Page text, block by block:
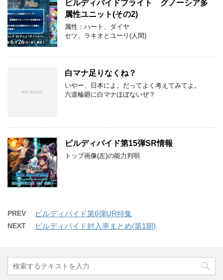
ビルディバイドブライト グノーシア多
属性ユニット(その2)
属性：ハート、ダイヤ
セツ、ラキオとユーリ(人間)
白マナ足りなくね？
いやー、日本によ。だってよく考えてみてよ。
六道輪廻に白マナほぼないぜ？
ビルディバイド第15弾SR情報
トップ画像(左)の能力判明
PREV ビルディバイド第6弾UR特集
NEXT ビルディバイド封入率まとめ(第1期)